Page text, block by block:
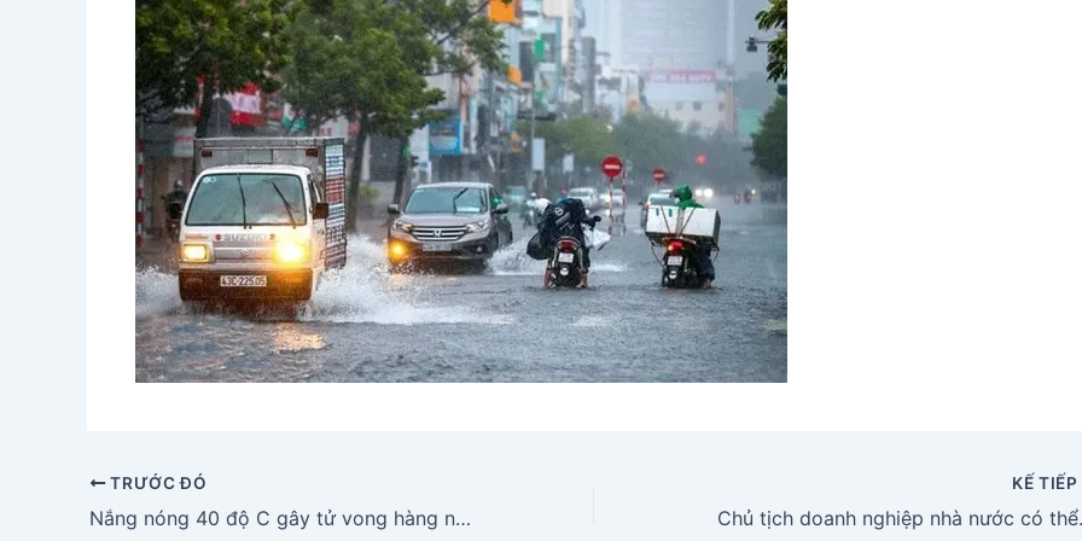
TRƯỚC ĐÓ
Nắng nóng 40 độ C gây tử vong hàng nghìn người ở châu Âu
KẾ TIẾP
Chủ tịch